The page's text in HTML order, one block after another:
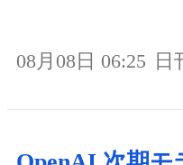
08月08日 06:25 日